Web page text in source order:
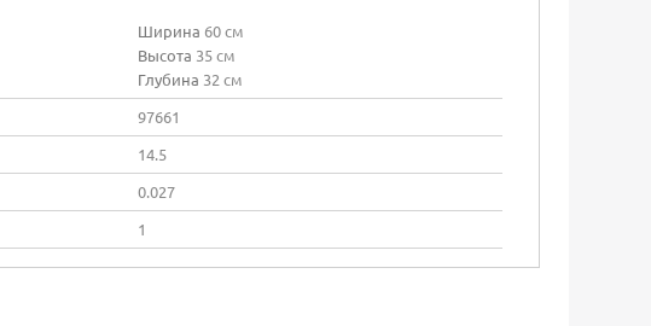
Ширина 60 см
Высота 35 см
Глубина 32 см
97661
14.5
0.027
1